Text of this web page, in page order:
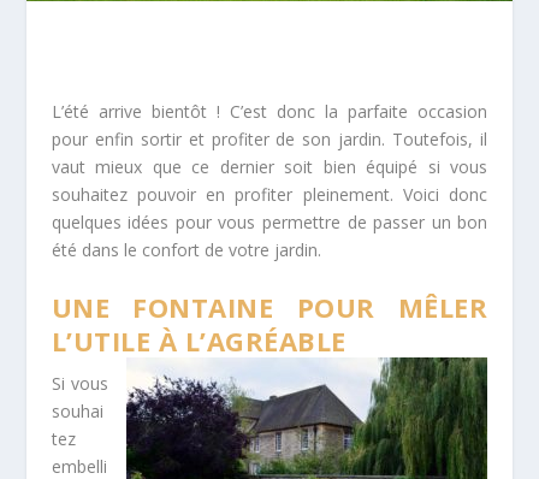
L’été arrive bientôt ! C’est donc la parfaite occasion
pour enfin sortir et profiter de son jardin. Toutefois, il
vaut mieux que ce dernier soit bien équipé si vous
souhaitez pouvoir en profiter pleinement. Voici donc
quelques idées pour vous permettre de passer un bon
été dans le confort de votre jardin.
UNE FONTAINE POUR MÊLER
L’UTILE À L’AGRÉABLE
Si vous
souhai
tez
embelli